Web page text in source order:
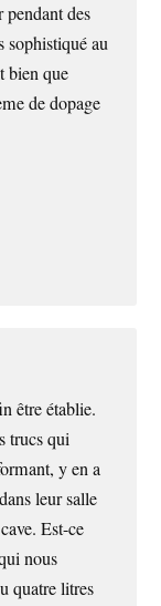
des
sophistiqué au
bien que
de dopage
être établie.
trucs qui
y en a
leur salle
Est-ce
nous
quatre litres